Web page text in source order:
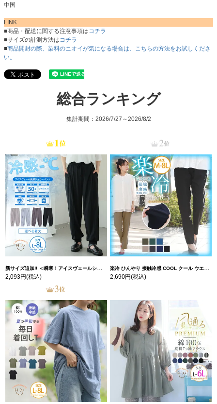
中国
LINK
■商品・配送に関する注意事項は コチラ
■サイズの計測方法は コチラ
■商品開封の際、染料のニオイが気になる場合は、こちらの方法をお試しくださ
い。
総合ランキング
集計期間：2026/7/27～2026/8/2
新サイズ追加!! ＜瞬寒！アイスヴェールシリーズ＞ 美脚 ジョガーパンツ 【ウェストゴム】 【ストレッチ】 | 大きいサイズの通販ならハッピーマリリン
2,093円(税込)
楽冷 ひんやり 接触冷感 COOL クール ウエストゴム 楽ちん ストレッチ 美脚 レギパン 【ストレッチ】 | 大きいサイズの通販ならハッピーマリリン
2,690円(税込)